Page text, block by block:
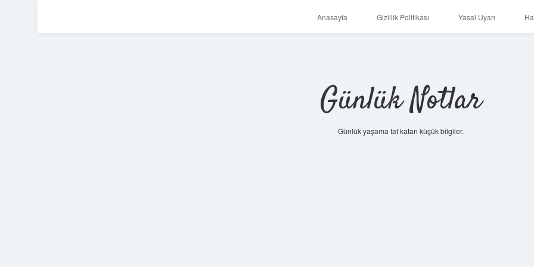
Anasayfa Gizlilik Politikası Yasal Uyarı
Günlük Notlar
Günlük yaşama tat katan küçük bilgiler.